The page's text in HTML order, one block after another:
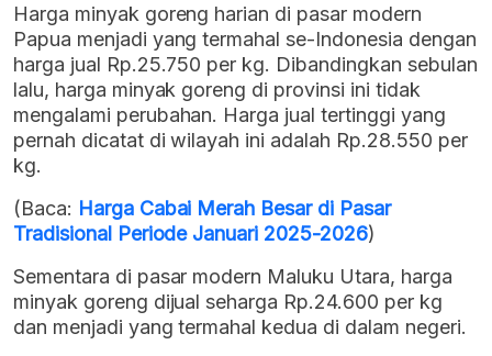
Harga minyak goreng harian di pasar modern
Papua menjadi yang termahal se-Indonesia dengan
harga jual Rp.25.750 per kg. Dibandingkan sebulan
lalu, harga minyak goreng di provinsi ini tidak
mengalami perubahan. Harga jual tertinggi yang
pernah dicatat di wilayah ini adalah Rp.28.550 per
kg.
(Baca: Harga Cabai Merah Besar di Pasar
Tradisional Periode Januari 2025-2026)
Sementara di pasar modern Maluku Utara, harga
minyak goreng dijual seharga Rp.24.600 per kg
dan menjadi yang termahal kedua di dalam negeri.